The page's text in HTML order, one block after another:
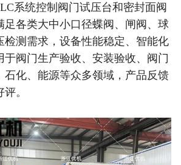
系统控制阀门试压台和密封面阀
足各类大中小口径蝶阀、闸阀、球
检测需求，设备性能稳定、智能化
于阀门生产验收、安装验收、阀门
石化、能源等众多领域，产品反馈
。